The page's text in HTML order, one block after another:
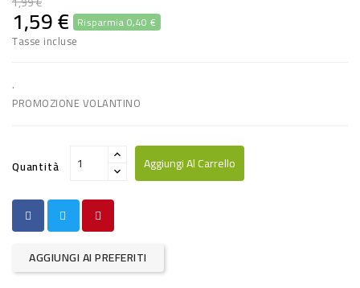
DIETETICO
NATURALI
ALIMENTI
CASA
INSETTICIDI
CARTA
1,59 € Risparmia 0,40 €
Tasse incluse
.
PROMOZIONE VOLANTINO
Quantità Aggiungi Al Carrello
AGGIUNGI AI PREFERITI